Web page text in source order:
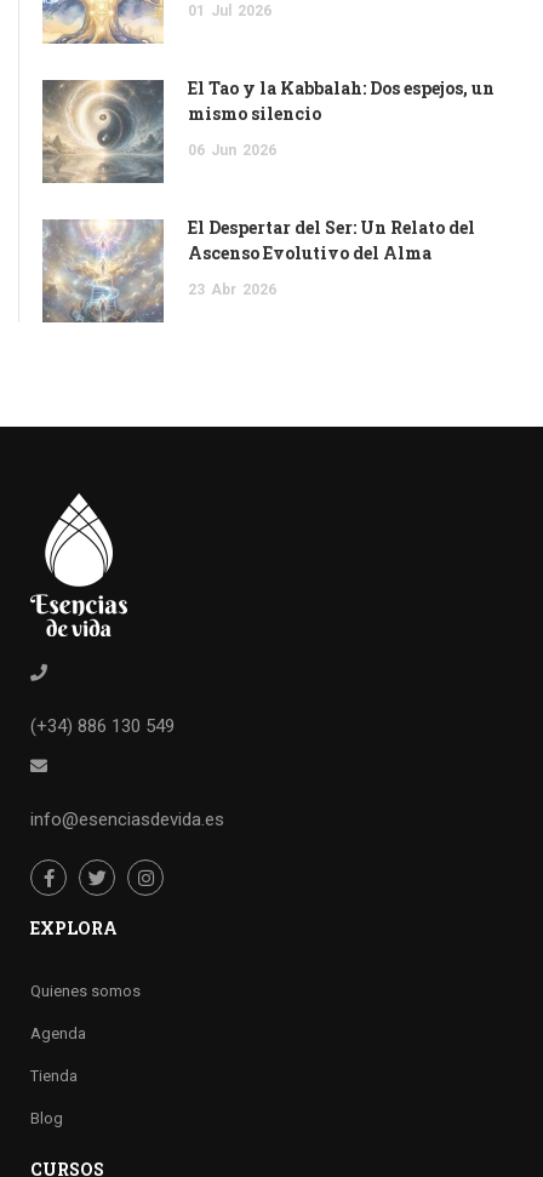
01 Jul 2026
El Tao y la Kabbalah: Dos espejos, un
mismo silencio
06 Jun 2026
El Despertar del Ser: Un Relato del
Ascenso Evolutivo del Alma
23 Abr 2026
(+34) 886 130 549
info@esenciasdevida.es
EXPLORA
Quienes somos
Agenda
Tienda
Blog
CURSOS